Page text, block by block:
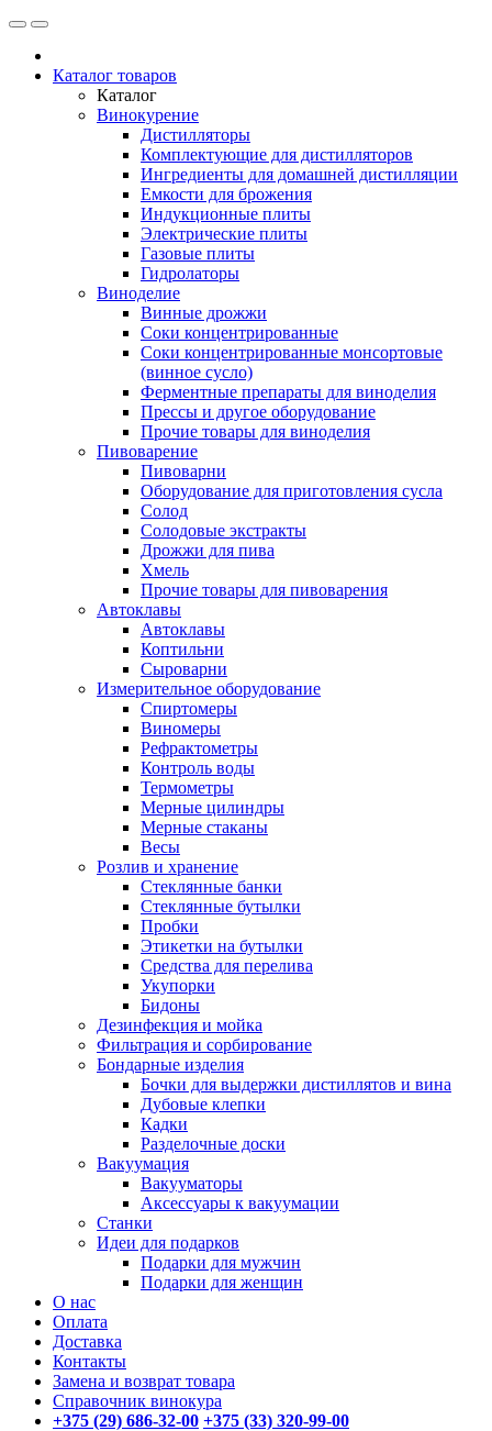
Каталог товаров
Каталог
Винокурение
Дистилляторы
Комплектующие для дистилляторов
Ингредиенты для домашней дистилляции
Емкости для брожения
Индукционные плиты
Электрические плиты
Газовые плиты
Гидролаторы
Виноделие
Винные дрожжи
Соки концентрированные
Соки концентрированные монсортовые
(винное сусло)
Ферментные препараты для виноделия
Прессы и другое оборудование
Прочие товары для виноделия
Пивоварение
Пивоварни
Оборудование для приготовления сусла
Солод
Солодовые экстракты
Дрожжи для пива
Хмель
Прочие товары для пивоварения
Автоклавы
Автоклавы
Коптильни
Сыроварни
Измерительное оборудование
Спиртомеры
Виномеры
Рефрактометры
Контроль воды
Термометры
Мерные цилиндры
Мерные стаканы
Весы
Розлив и хранение
Стеклянные банки
Стеклянные бутылки
Пробки
Этикетки на бутылки
Средства для перелива
Укупорки
Бидоны
Дезинфекция и мойка
Фильтрация и сорбирование
Бондарные изделия
Бочки для выдержки дистиллятов и вина
Дубовые клепки
Кадки
Разделочные доски
Вакуумация
Вакууматоры
Аксессуары к вакуумации
Станки
Идеи для подарков
Подарки для мужчин
Подарки для женщин
О нас
Оплата
Доставка
Контакты
Замена и возврат товара
Справочник винокура
+375 (29) 686-32-00 +375 (33) 320-99-00